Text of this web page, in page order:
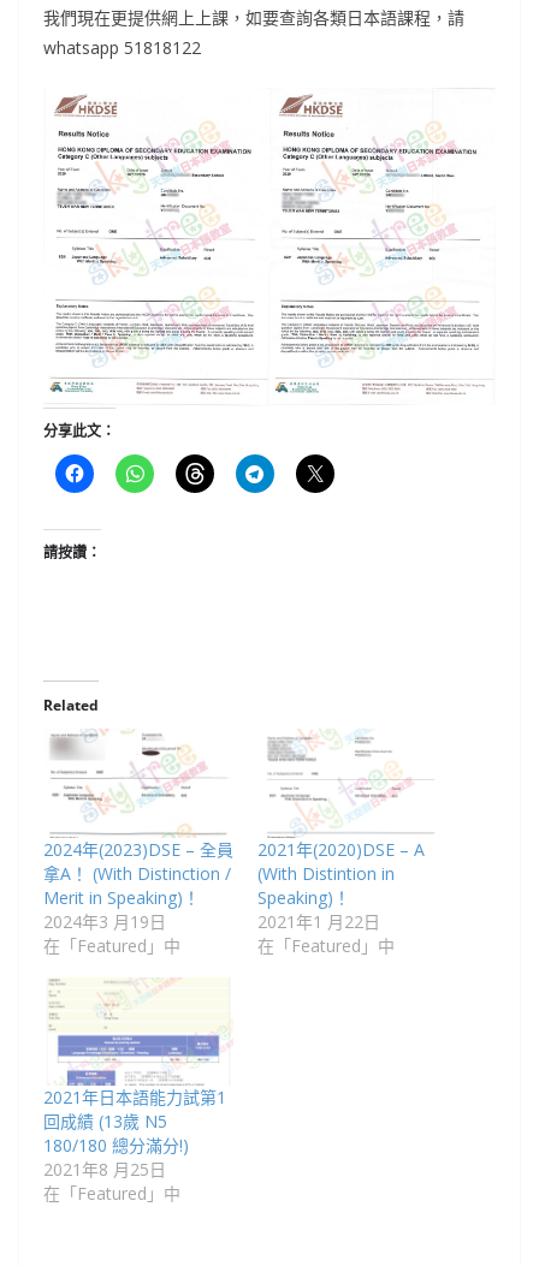
我們現在更提供網上上課，如要查詢各類日本語課程，請
whatsapp 51818122
分享此文：
請按讚：
Related
2024年(2023)DSE – 全員
拿A！ (With Distinction /
Merit in Speaking)！
2024年3 月19日
在「Featured」中
2021年(2020)DSE – A
(With Distintion in
Speaking)！
2021年1 月22日
在「Featured」中
2021年日本語能力試第1
回成績 (13歲 N5
180/180 總分滿分!)
2021年8 月25日
在「Featured」中